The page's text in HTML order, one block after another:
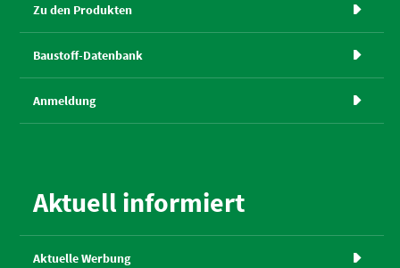
Zu den Produkten 
Baustoff-Datenbank 
Anmeldung 
Aktuell informiert
Aktuelle Werbung 